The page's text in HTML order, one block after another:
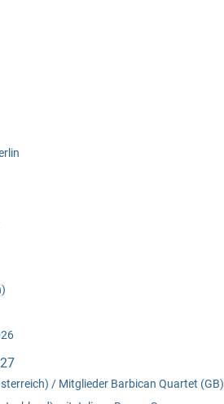
/ Mitglieder Barbican Quartet (GB)